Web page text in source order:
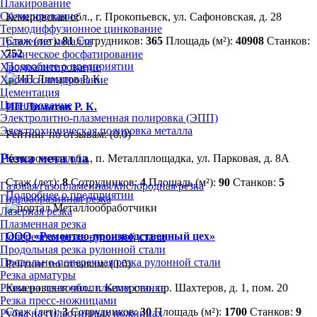
Плакирование
Силицирование
Термодиффузионное цинкование
Травление металла
Химическое фосфатирование
Хромоалитирование
Хромосилицирование
Цементация
Цианирование
Электролитно-плазменная полировка (ЭПП)
Электрохимическая полировка металла
Резка металла
Газовая/газопламенная/кислородная резка
Гидроабразивная резка
Лазерная резка
Плазменная резка
Поперечная резка рулонной стали
Продольная резка рулонной стали
Продольно-поперечная резка рулонной стали
Резка арматуры
Резка на ленточнопильном станке
Резка пресс-ножницами
Рубка на гильотинных ножницах
Кемеровская обл., г. Прокопьевск, ул. Сафоновская, д. 28
Стаж (лет):81 Сотрудников: 365 Площадь (м²): 40908 Станков:
752
Подробнее о предприятии
ИП Лиматов Р. К.
Рейтинг по отзывам:(0.0)
Кемеровская обл., п. Металлплощадка, ул. Парковая, д. 8А
Стаж (лет):8 Сотрудников:4 Площадь (м²): 90 Станков: 5
Подробнее о предприятии
ООО «Ремонтно-производственный цех»
Рейтинг по отзывам:(0.0)
Кемеровская обл., г. Кемерово, пр. Шахтеров, д. 1, пом. 20
Стаж (лет):3 Сотрудников:30 Площадь (м²): 1700 Станков: 9